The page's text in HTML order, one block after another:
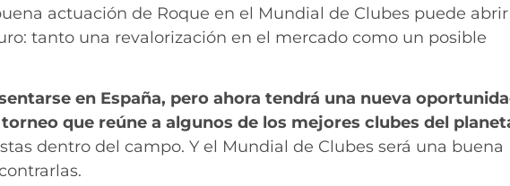
actuación de Roque en el Mundial de Clubes puede abrir
tanto una revalorización en el mercado como un posible
en España, pero ahora tendrá una nueva
que reúne a algunos de los mejores clubes del
dentro del campo. Y el Mundial de Clubes será una buena